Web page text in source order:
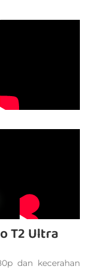
T2 Ultra
dan kecerahan